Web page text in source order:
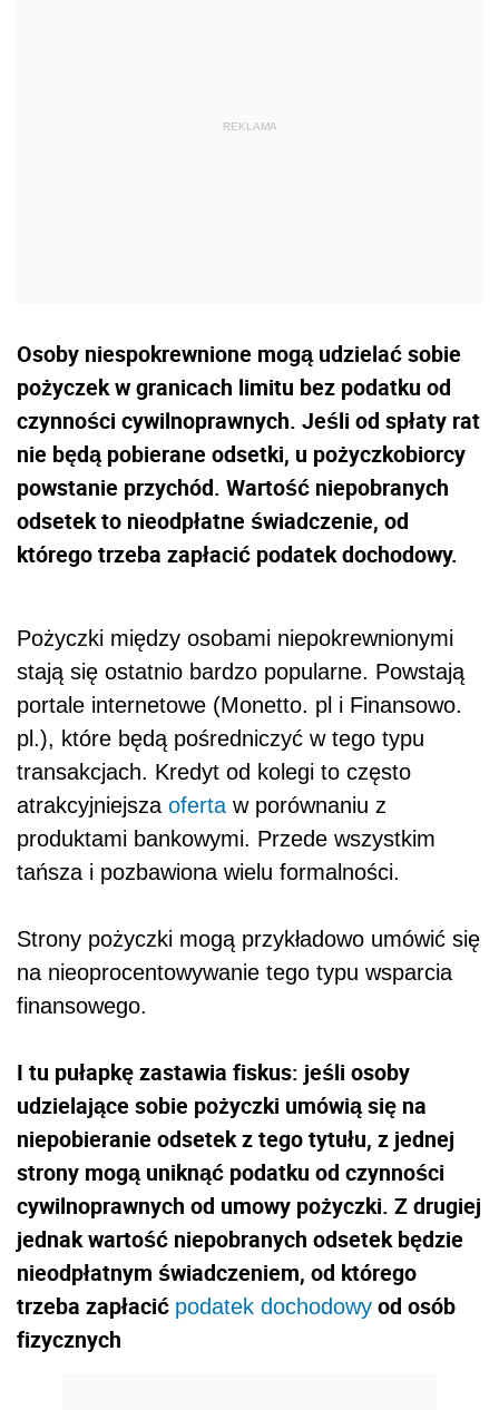
Osoby niespokrewnione mogą udzielać sobie
pożyczek w granicach limitu bez podatku od
czynności cywilnoprawnych. Jeśli od spłaty rat
nie będą pobierane odsetki, u pożyczkobiorcy
powstanie przychód. Wartość niepobranych
odsetek to nieodpłatne świadczenie, od
którego trzeba zapłacić podatek dochodowy.
Pożyczki między osobami niepokrewnionymi
stają się ostatnio bardzo popularne. Powstają
portale internetowe (Monetto. pl i Finansowo.
pl.), które będą pośredniczyć w tego typu
transakcjach. Kredyt od kolegi to często
atrakcyjniejsza oferta w porównaniu z
produktami bankowymi. Przede wszystkim
tańsza i pozbawiona wielu formalności.
Strony pożyczki mogą przykładowo umówić się
na nieoprocentowywanie tego typu wsparcia
finansowego.
I tu pułapkę zastawia fiskus: jeśli osoby
udzielające sobie pożyczki umówią się na
niepobieranie odsetek z tego tytułu, z jednej
strony mogą uniknąć podatku od czynności
cywilnoprawnych od umowy pożyczki. Z drugiej
jednak wartość niepobranych odsetek będzie
nieodpłatnym świadczeniem, od którego
trzeba zapłacić podatek dochodowy od osób
fizycznych